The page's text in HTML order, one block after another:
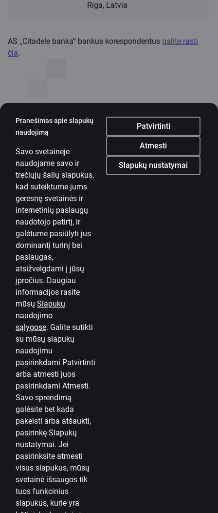
Pranešimas apie slapukų
naudojimą
Patvirtinti
Atmesti
Slapukų nustatymai
Savo svetainėje
naudojame savo ir
trečiųjų šalių slapukus,
kad suteiktume jums
geresnę svetainės ir
internetinių paslaugų
naudotojo patirtį, ir
galėtume pasiūlyti jus
dominantį turinį bei
paslaugas,
atsižvelgdami į jūsų
įpročius. Daugiau
informacijos rasite
mūsų Slapukų
naudojimo
sąlygose. Galite sutikti
su mūsų slapukų
naudojimu
pasirinkdami Patvirtinti
arba atmesti juos
pasirinkdami Atmesti.
Savo sprendimą
galėsite bet kada
pakeisti arba atšaukti,
pasirinkę Slapukų
nustatymai. Jei
pasirinksite atmesti
visus slapukus, mūsų
svetainė išsaugos tik
tuos funkcinius
slapukus, kurie yra
Riga, Latvia
AS „Citadele banka“ bankus korespondentus galite rasti
čia.
Mobilioji programėlė
Parsisiųsti programėlę
Parsisiųsti programėlę
Programėlė „iOS“ ir
„Android“ įrenginiams
Susisiekite su mumis
Kontaktai
Naudinga informacija
„Citadele“
Apie banką
Žiniasklaidai
Karjera
Tinklaraštis
Taisyklės ir sąlygos
Naudojimosi taisyklės
Slapukų nuostatos
Asmens duomenų apsauga ir tvarkymas
Naudinga
Įkainiai privatiems klientams
Įkainiai verslo klientams
Valiutos skaičiuoklė
Skaičiuoklės